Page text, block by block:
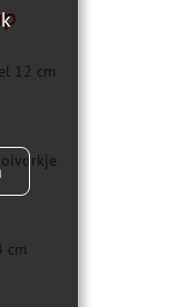
12 cm
cm